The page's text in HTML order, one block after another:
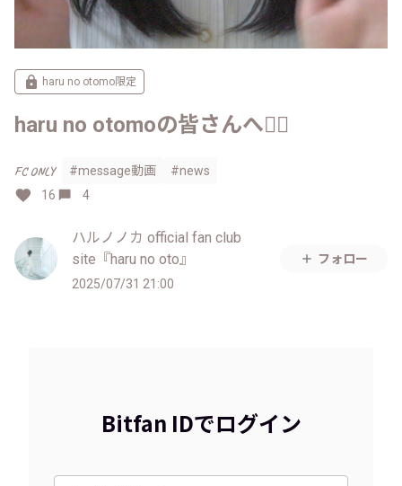
haru no otomo限定
haru no otomoの皆さんへ❁⃘
FC ONLY #message動画
#news
16
4
ハルノノカ official fan club
site『haru no oto』
2025/07/31 21:00
フォロー
Bitfan IDでログイン